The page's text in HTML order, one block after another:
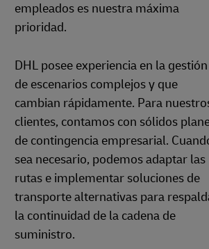
empleados es nuestra máxima
prioridad.
DHL posee experiencia en la gestión
de escenarios complejos y que
cambian rápidamente. Para
clientes, contamos con sólidos
de contingencia empresarial.
sea necesario, podemos adaptar las
rutas e implementar soluciones de
transporte alternativas para
la continuidad de la cadena de
suministro.